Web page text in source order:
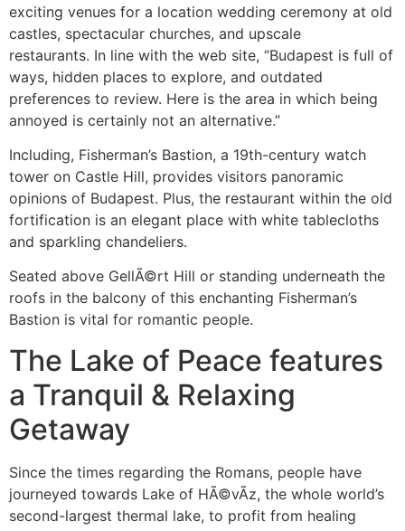
exciting venues for a location wedding ceremony at old
castles, spectacular churches, and upscale
restaurants. In line with the web site, “Budapest is full of
ways, hidden places to explore, and outdated
preferences to review. Here is the area in which being
annoyed is certainly not an alternative.”
Including, Fisherman’s Bastion, a 19th-century watch
tower on Castle Hill, provides visitors panoramic
opinions of Budapest. Plus, the restaurant within the old
fortification is an elegant place with white tablecloths
and sparkling chandeliers.
Seated above GellÃ©rt Hill or standing underneath the
roofs in the balcony of this enchanting Fisherman’s
Bastion is vital for romantic people.
The Lake of Peace features
a Tranquil & Relaxing
Getaway
Since the times regarding the Romans, people have
journeyed towards Lake of HÃ©vÃ­z, the whole world’s
second-largest thermal lake, to profit from healing